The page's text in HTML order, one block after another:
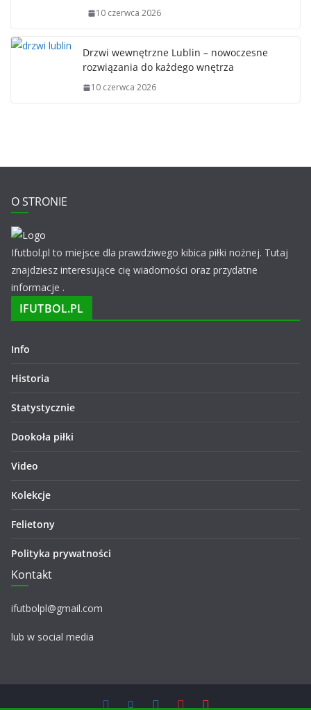
10 czerwca 2026
Drzwi wewnętrzne Lublin – nowoczesne
rozwiązania do każdego wnętrza
10 czerwca 2026
O STRONIE
Ifutbol.pl to miejsce dla prawdziwego kibica piłki nożnej. Tutaj
znajdziesz interesujące cię wiadomości oraz przydatne
informacje .
IFUTBOL.PL
Info
Historia
Statystycznie
Dookoła piłki
Video
Kolekcje
Felietony
Polityka prywatności
Kontakt
ifutbolpl@gmail.com
lub w social media